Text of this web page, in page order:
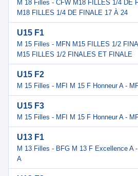
M 18 Filles - CFW M18 FILLES 1/4 DE
M18 FILLES 1/4 DE FINALE 17 À 24
U15 F1
M 15 Filles - MFN M15 FILLES 1/2
M15 FILLES 1/2 FINALES ET FINALE
U15 F2
M 15 Filles - MFI M 15 F Honneur A -
U15 F3
M 15 Filles - MFI M 15 F Honneur A -
U13 F1
M 13 Filles - BFG M 13 F Excellence A
A